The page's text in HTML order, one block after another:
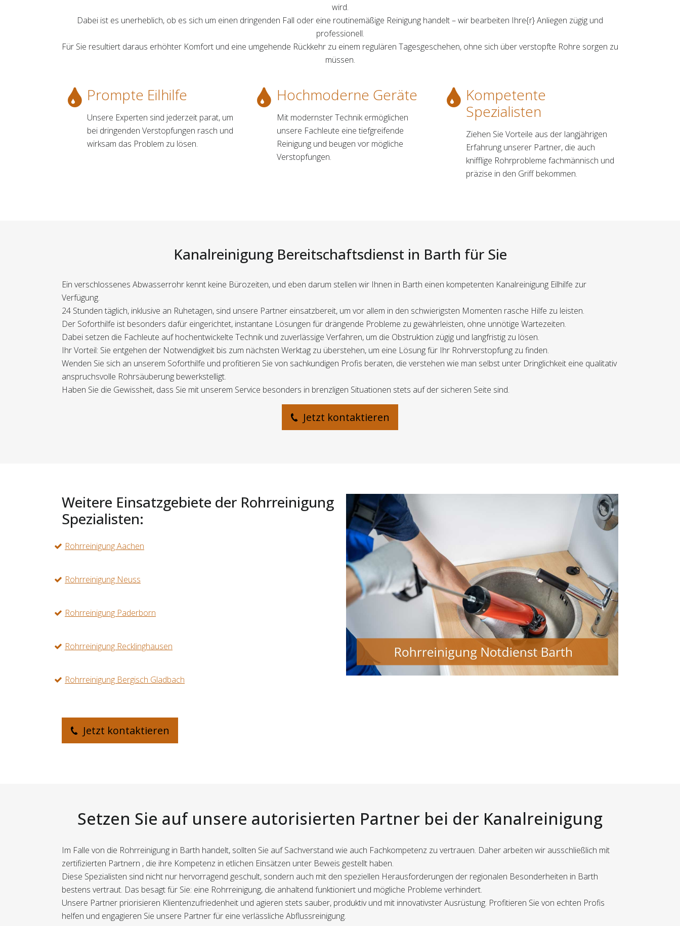
wird.
Dabei ist es unerheblich, ob es sich um einen dringenden Fall oder eine routinemäßige Reinigung handelt – wir bearbeiten Ihre{r} Anliegen zügig und
professionell.
Für Sie resultiert daraus erhöhter Komfort und eine umgehende Rückkehr zu einem regulären Tagesgeschehen, ohne sich über verstopfte Rohre sorgen zu
müssen.
Prompte Eilhilfe
Unsere Experten sind jederzeit parat, um
bei dringenden Verstopfungen rasch und
wirksam das Problem zu lösen.
Hochmoderne Geräte
Mit modernster Technik ermöglichen
unsere Fachleute eine tiefgreifende
Reinigung und beugen vor mögliche
Verstopfungen.
Kompetente
Spezialisten
Ziehen Sie Vorteile aus der langjährigen
Erfahrung unserer Partner, die auch
knifflige Rohrprobleme fachmännisch und
präzise in den Griff bekommen.
Kanalreinigung Bereitschaftsdienst in Barth für Sie
Ein verschlossenes Abwasserrohr kennt keine Bürozeiten, und eben darum stellen wir Ihnen in Barth einen kompetenten Kanalreinigung Eilhilfe zur
Verfügung.
24 Stunden täglich, inklusive an Ruhetagen, sind unsere Partner einsatzbereit, um vor allem in den schwierigsten Momenten rasche Hilfe zu leisten.
Der Soforthilfe ist besonders dafür eingerichtet, instantane Lösungen für drängende Probleme zu gewährleisten, ohne unnötige Wartezeiten.
Dabei setzen die Fachleute auf hochentwickelte Technik und zuverlässige Verfahren, um die Obstruktion zügig und langfristig zu lösen.
Ihr Vorteil: Sie entgehen der Notwendigkeit bis zum nächsten Werktag zu überstehen, um eine Lösung für Ihr Rohrverstopfung zu finden.
Wenden Sie sich an unserem Soforthilfe und profitieren Sie von sachkundigen Profis beraten, die verstehen wie man selbst unter Dringlichkeit eine qualitativ
anspruchsvolle Rohrsäuberung bewerkstelligt.
Haben Sie die Gewissheit, dass Sie mit unserem Service besonders in brenzligen Situationen stets auf der sicheren Seite sind.
Jetzt kontaktieren
Weitere Einsatzgebiete der Rohrreinigung
Spezialisten:
Rohrreinigung Aachen
Rohrreinigung Neuss
Rohrreinigung Paderborn
Rohrreinigung Recklinghausen
Rohrreinigung Bergisch Gladbach
Jetzt kontaktieren
Setzen Sie auf unsere autorisierten Partner bei der Kanalreinigung
Im Falle von die Rohrreinigung in Barth handelt, sollten Sie auf Sachverstand wie auch Fachkompetenz zu vertrauen. Daher arbeiten wir ausschließlich mit
zertifizierten Partnern , die ihre Kompetenz in etlichen Einsätzen unter Beweis gestellt haben.
Diese Spezialisten sind nicht nur hervorragend geschult, sondern auch mit den speziellen Herausforderungen der regionalen Besonderheiten in Barth
bestens vertraut. Das besagt für Sie: eine Rohrreinigung, die anhaltend funktioniert und mögliche Probleme verhindert.
Unsere Partner priorisieren Klientenzufriedenheit und agieren stets sauber, produktiv und mit innovativster Ausrüstung. Profitieren Sie von echten Profis
helfen und engagieren Sie unsere Partner für eine verlässliche Abflussreinigung.